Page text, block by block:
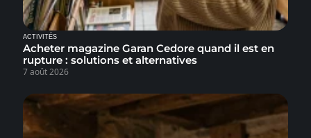
ACTIVITÉS
Acheter magazine Garan Cedore quand il est en
rupture : solutions et alternatives
7 août 2026